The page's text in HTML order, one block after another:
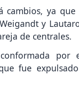
cambios, ya
y
de centrales.
por
fue